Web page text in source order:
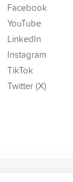
Facebook
YouTube
LinkedIn
Instagram
TikTok
Twitter (X)